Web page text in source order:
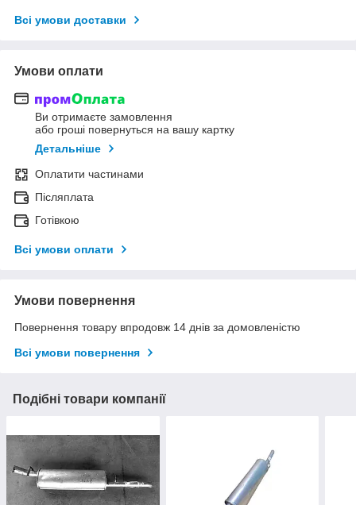
Всі умови доставки
Умови оплати
Ви отримаєте замовлення
або гроші повернуться на вашу картку
Детальніше
Оплатити частинами
Післяплата
Готівкою
Всі умови оплати
Умови повернення
Повернення товару впродовж 14 днів за домовленістю
Всі умови повернення
Подібні товари компанії